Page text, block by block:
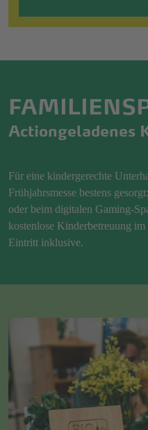
Actiongeladenes
Für eine kindergerechte
Frühjahrsmesse bestens
oder beim digitalen Gaming-
kostenlose Kinderbetreuung
Eintritt inklusive.